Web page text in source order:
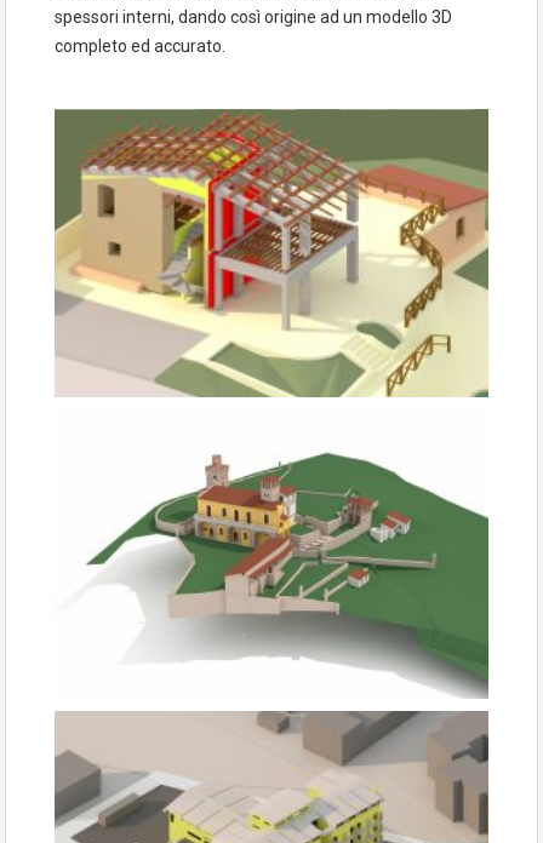
spessori interni, dando così origine ad un modello 3D
completo ed accurato.